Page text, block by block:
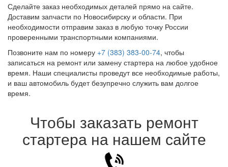
Сделайте заказ необходимых деталей прямо на сайте.
Доставим запчасти по Новосибирску и области. При
необходимости отправим заказ в любую точку России
проверенными транспортными компаниями.
Позвоните нам по номеру +7 (383) 383-00-74, чтобы
записаться на ремонт или замену стартера на любое удобное
время. Наши специалисты проведут все необходимые работы,
и ваш автомобиль будет безупречно служить вам долгое
время.
Чтобы заказать ремонт
стартера на нашем сайте